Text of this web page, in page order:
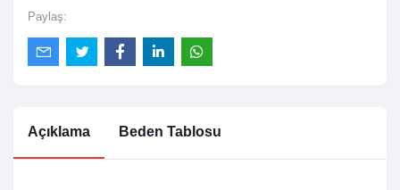
Paylaş:
Açıklama Beden Tablosu